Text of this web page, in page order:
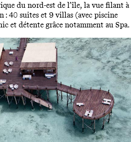
du nord-est de l’île, la vue filant à
: 40 suites et 9 villas (avec piscine
et détente grâce notamment au Spa.